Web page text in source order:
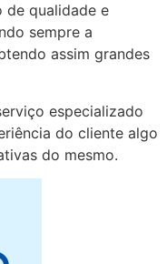
de qualidade e
sempre a
assim grandes
especializado
do cliente algo
do mesmo.